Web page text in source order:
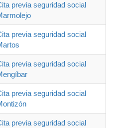
previa seguridad social
previa seguridad social
previa seguridad social
previa seguridad social
previa seguridad social